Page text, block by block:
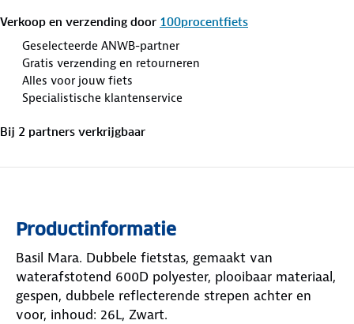
Verkoop en verzending door 100procentfiets
Geselecteerde ANWB-partner
Gratis verzending en retourneren
Alles voor jouw fiets
Specialistische klantenservice
Bij 2 partners verkrijgbaar
Productinformatie
Basil Mara. Dubbele fietstas, gemaakt van
waterafstotend 600D polyester, plooibaar materiaal,
gespen, dubbele reflecterende strepen achter en
voor, inhoud: 26L, Zwart.